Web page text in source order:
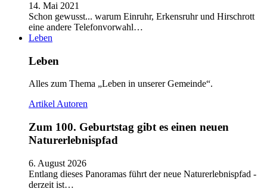
14. Mai 2021
Schon gewusst... warum Einruhr, Erkensruhr und Hirschrott
eine andere Telefonvorwahl…
Leben
Leben
Alles zum Thema „Leben in unserer Gemeinde“.
ArtikelAutoren
Zum 100. Geburtstag gibt es einen neuen
Naturerlebnispfad
6. August 2026
Entlang dieses Panoramas führt der neue Naturerlebnispfad -
derzeit ist…